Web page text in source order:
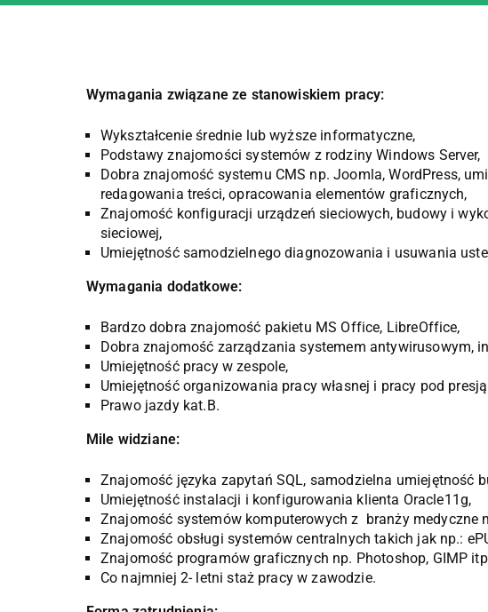
Wymagania związane ze stanowiskiem pracy:
Wykształcenie średnie lub wyższe informatyczne,
Podstawy znajomości systemów z rodziny Windows Server,
Dobra znajomość systemu CMS np. Joomla, WordPress,
redagowania treści, opracowania elementów graficznych,
Znajomość konfiguracji urządzeń sieciowych, budowy i
sieciowej,
Umiejętność samodzielnego diagnozowania i usuwania
Wymagania dodatkowe:
Bardzo dobra znajomość pakietu MS Office, LibreOffice,
Dobra znajomość zarządzania systemem antywirusowym,
Umiejętność pracy w zespole,
Umiejętność organizowania pracy własnej i pracy pod
Prawo jazdy kat.B.
Mile widziane:
Znajomość języka zapytań SQL, samodzielna umiejętność
Umiejętność instalacji i konfigurowania klienta Oracle11g,
Znajomość systemów komputerowych z branży medyczne
Znajomość obsługi systemów centralnych takich jak np.:
Znajomość programów graficznych np. Photoshop, GIMP
Co najmniej 2- letni staż pracy w zawodzie.